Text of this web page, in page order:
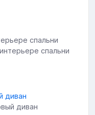
спальни
диван